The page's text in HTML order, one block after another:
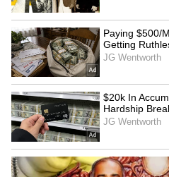
Related Articles
వేణు స్వామికి తాతలా ఉన్నాడుగా..
గురించి 6 నెలల ముందే చెప్పిన
Tollywood: అక్క‌డ కూడా మేక‌ప్